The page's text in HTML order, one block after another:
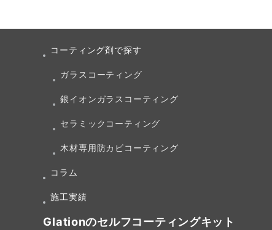
コーティング剤で探す
ガラスコーティング
銀イオンガラスコーティング
セラミックコーティング
木材専用防カビコーティング
コラム
施工実績
Glationのセルフコーティングキット